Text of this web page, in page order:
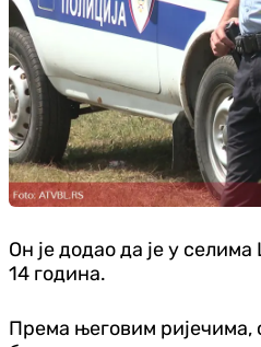
Он је додао да је у
14 година.
Према његовим ријечима,